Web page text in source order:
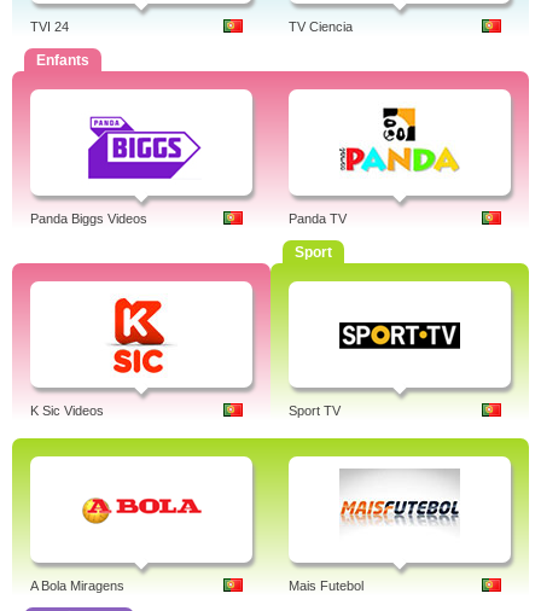
TVI 24 TV Ciencia
Enfants
Panda Biggs Videos Panda TV
K Sic Videos
Sport
Sport TV
A Bola Miragens Mais Futebol